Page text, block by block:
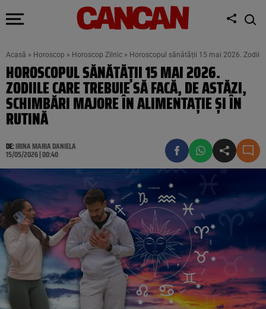
Acasă » Horoscop » Horoscop Zilnic » Horoscopul sănătății 15 mai 2026.
HOROSCOPUL SĂNĂTĂȚII 15 MAI 2026.
ZODIILE CARE TREBUIE SĂ FACĂ, DE ASTĂZI,
SCHIMBĂRI MAJORE ÎN ALIMENTAȚIE ȘI ÎN
RUTINĂ
DE:IRINA MARIA DANIELA
15/05/2026 | 00:40